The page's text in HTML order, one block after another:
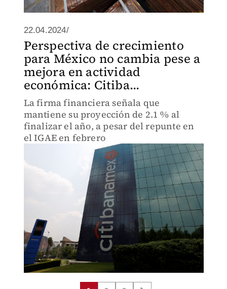
22.04.2024/
Perspectiva de crecimiento
para México no cambia pese a
mejora en actividad
económica: Citiba...
La firma financiera señala que
mantiene su proyección de 2.1 % al
finalizar el año, a pesar del repunte en
el IGAE en febrero